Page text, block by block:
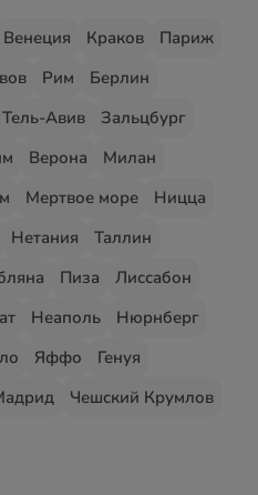
Венеция Краков
Париж
Рим
Берлин
Тель-Авив
Зальцбург
Верона
Милан
Мертвое море
Ницца
Нетания
Таллин
Пиза
Лиссабон
Неаполь
Нюрнберг
Яффо
Генуя
Чешский Крумлов